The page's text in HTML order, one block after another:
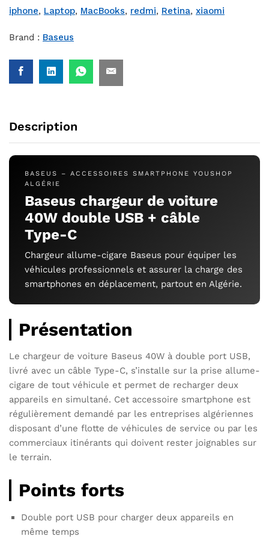
iphone, Laptop, MacBooks, redmi, Retina, xiaomi
Brand : Baseus
Description
BASEUS – ACCESSOIRES SMARTPHONE YOUSHOP
ALGÉRIE
Baseus chargeur de voiture
40W double USB + câble
Type-C
Chargeur allume-cigare Baseus pour équiper les
véhicules professionnels et assurer la charge des
smartphones en déplacement, partout en Algérie.
Présentation
Le chargeur de voiture Baseus 40W à double port USB,
livré avec un câble Type-C, s’installe sur la prise allume-
cigare de tout véhicule et permet de recharger deux
appareils en simultané. Cet accessoire smartphone est
régulièrement demandé par les entreprises algériennes
disposant d’une flotte de véhicules de service ou par les
commerciaux itinérants qui doivent rester joignables sur
le terrain.
Points forts
Double port USB pour charger deux appareils en
même temps